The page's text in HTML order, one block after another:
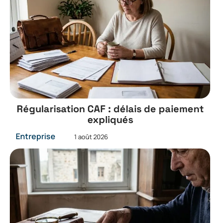
Régularisation CAF : délais de paiement
expliqués
Entreprise 1 août 2026